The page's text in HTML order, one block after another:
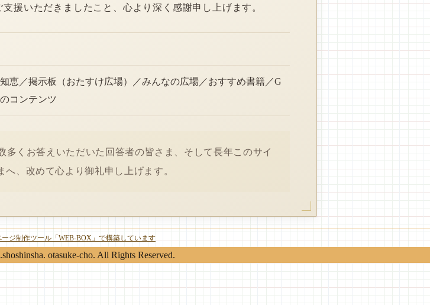
援いただきましたこと、心より深く感謝申し上げます。
恵／掲示板（おたすけ広場）／みんなの広場／おすすめ書籍／G
コンテンツ
多くお答えいただいた回答者の皆さま、そして長年このサイ
、改めて心より御礼申し上げます。
ジ制作ツール「WEB-BOX」で構築しています
otasuke-cho. All Rights Reserved.